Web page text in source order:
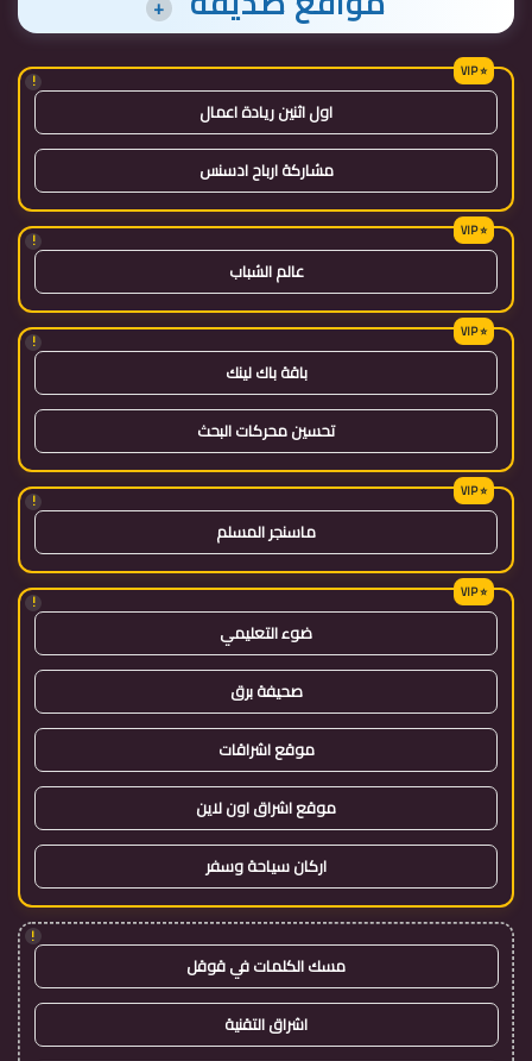
+
!
اول اثنين ريادة اعمال
مشاركة ارباح ادسنس
!
عالم الشباب
!
باقة باك لينك
تحسين محركات البحث
!
ماسنجر المسلم
!
ضوء التعليمي
صحيفة برق
موقع اشراقات
موقع اشراق اون لاين
اركان سياحة وسفر
!
مسك الكلمات في قوقل
اشراق التقنية